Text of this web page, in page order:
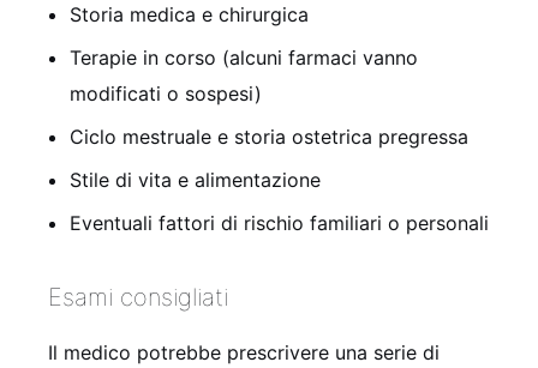
Storia medica e chirurgica
Terapie in corso (alcuni farmaci vanno
modificati o sospesi)
Ciclo mestruale e storia ostetrica pregressa
Stile di vita e alimentazione
Eventuali fattori di rischio familiari o personali
Esami consigliati
Il medico potrebbe prescrivere una serie di